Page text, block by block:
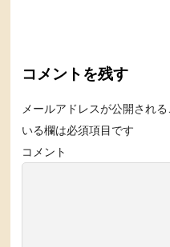
コメントを残す
メールアドレスが公開される
いる欄は必須項目です
コメント